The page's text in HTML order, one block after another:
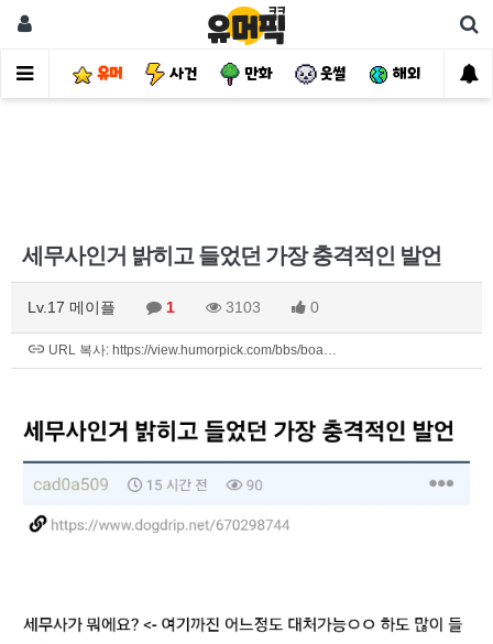
유머 사건 만화 웃썰 해외 핫
세무사인거 밝히고 들었던 가장 충격적인 발언
Lv.17 메이플 1 3103 0
URL 복사: https://view.humorpick.com/bbs/boa…